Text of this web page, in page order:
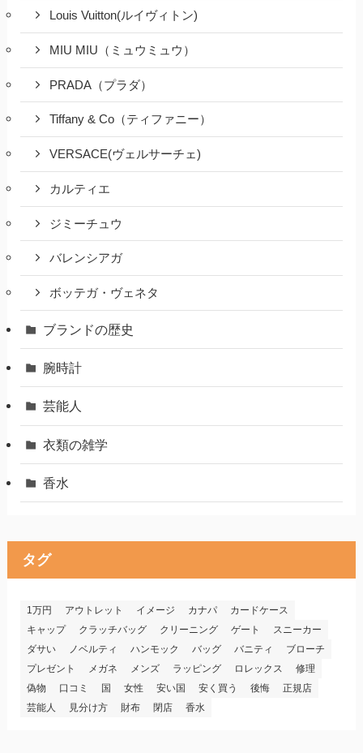
Louis Vuitton(ルイヴィトン)
MIU MIU（ミュウミュウ）
PRADA（プラダ）
Tiffany & Co（ティファニー）
VERSACE(ヴェルサーチェ)
カルティエ
ジミーチュウ
バレンシアガ
ボッテガ・ヴェネタ
ブランドの歴史
腕時計
芸能人
衣類の雑学
香水
タグ
1万円 アウトレット イメージ カナパ
カードケース
キャップ
クラッチバッグ クリーニング ゲート
スニーカー
ダサい
ノベルティ ハンモック バッグ バニティ
ブローチ
プレゼント
メガネ メンズ ラッピング ロレックス
修理
偽物
口コミ 国 女性 安い国 安く買う 後悔
正規店
芸能人
見分け方 財布 閉店 香水